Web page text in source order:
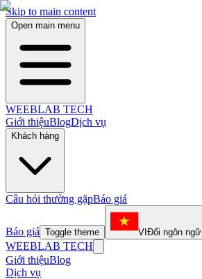
Skip to main content
Open main menu
WEEBLAB TECH
Giới thiệuBlogDịch vụ
Khách hàng
Câu hỏi thường gặpBáo giá
Báo giá Toggle theme VI Đổi ngôn ngữ
WEEBLAB TECH
Giới thiệuBlog
Dịch vụ